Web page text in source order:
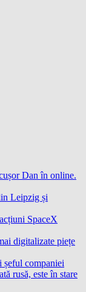
Dan în online.
Leipzig și
SpaceX
digitalizate piețe
companiei
rusă, este în stare